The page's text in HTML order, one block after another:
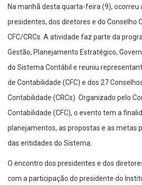
Na manhã desta quarta-feira (9), ocorreu
presidentes, dos diretores e do Conselho
CFC/CRCs. A atividade faz parte da
Gestão, Planejamento Estratégico,
do Sistema Contábil e reuniu
de Contabilidade (CFC) e dos 27
Contabilidade (CRCs). Organizado pelo
Contabilidade (CFC), o evento tem a
planejamentos, as propostas e as metas
das entidades do Sistema.
O encontro dos presidentes e dos
com a participação do presidente do